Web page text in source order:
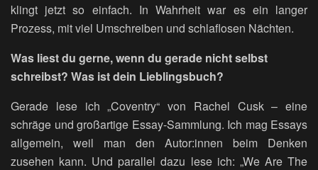
klingt jetzt so einfach. In Wahrheit war es ein langer
Prozess, mit viel Umschreiben und schlaflosen Nächten.
Was liest du gerne, wenn du gerade nicht selbst
schreibst? Was ist dein Lieblingsbuch?
Gerade lese ich „Coventry“ von Rachel Cusk – eine
schräge und großartige Essay-Sammlung. Ich mag Essays
allgemein, weil man den Autor:innen beim Denken
zusehen kann. Und parallel dazu lese ich: „We Are The